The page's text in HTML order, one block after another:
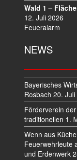
Wald 1 –
12. Juli 2026
Feueralarm
NEWS
Bayerisches
Rosbach 20. Juli
Förderverein
traditionellen 1.
Wenn aus
Feuerwehrleute
und Erdenwerk